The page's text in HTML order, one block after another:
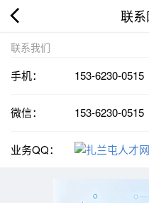
联
联系我们
手机： 153-6230-0515
微信： 153-6230-0515
业务QQ：